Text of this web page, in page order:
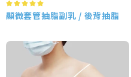
顯微套管抽脂副乳 / 後背抽脂